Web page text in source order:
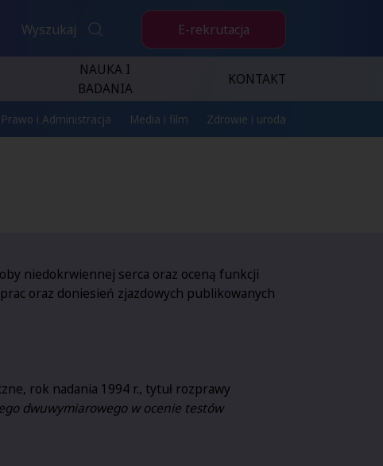
Wyszukaj E-rekrutacja
NAUKA I
BADANIA
KONTAKT
Prawo i Administracja Media i film Zdrowie i uroda
niedokrwiennej serca oraz oceną funkcji
oraz doniesień zjazdowych publikowanych
rok nadania 1994 r., tytuł rozprawy
dwuwymiarowego w ocenie testów